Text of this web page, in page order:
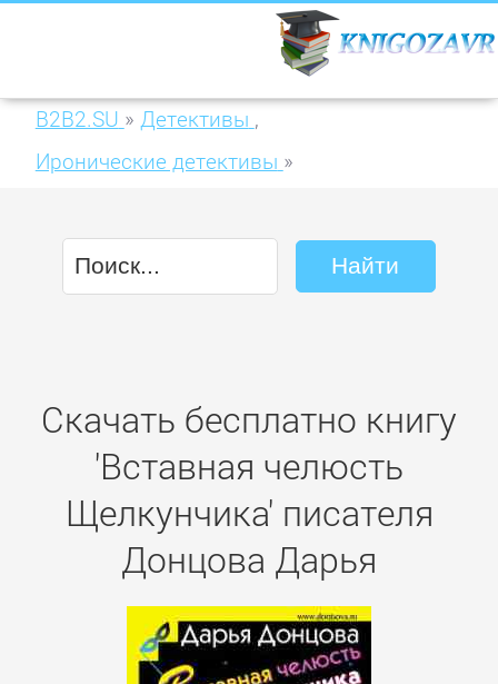
B2B2.SU » Детективы ,
Иронические детективы »
Скачать бесплатно книгу
'Вставная челюсть
Щелкунчика' писателя
Донцова Дарья